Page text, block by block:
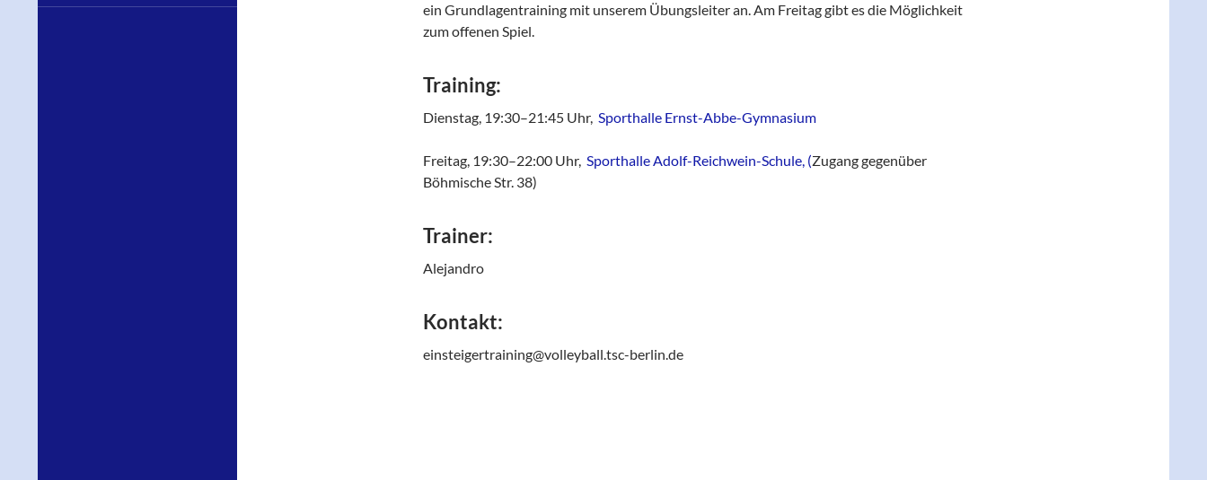
ein Grundlagentraining mit unserem Übungsleiter an. Am Freitag gibt es die Möglichkeit
zum offenen Spiel.
Training:
Dienstag, 19:30–21:45 Uhr, Sporthalle Ernst-Abbe-Gymnasium
Freitag, 19:30–22:00 Uhr, Sporthalle Adolf-Reichwein-Schule, (Zugang gegenüber
Böhmische Str. 38)
Trainer:
Alejandro
Kontakt:
einsteigertraining@volleyball.tsc-berlin.de